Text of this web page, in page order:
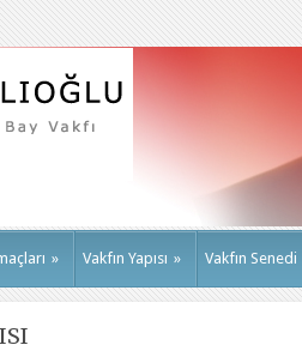
» Vakfın Yapısı » Vakfın Senedi